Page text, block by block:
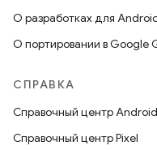
О разработках для
О портировании в Google
СПРАВКА
Справочный центр Android
Справочный центр Pixel